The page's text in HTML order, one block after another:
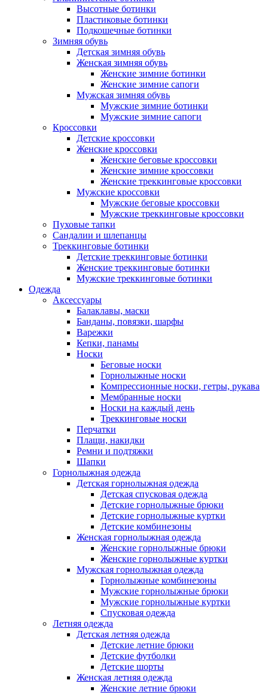
Высотные ботинки
Пластиковые ботинки
Подкошечные ботинки
Зимняя обувь
Детская зимняя обувь
Женская зимняя обувь
Женские зимние ботинки
Женские зимние сапоги
Мужская зимняя обувь
Мужские зимние ботинки
Мужские зимние сапоги
Кроссовки
Детские кроссовки
Женские кроссовки
Женские беговые кроссовки
Женские зимние кроссовки
Женские треккинговые кроссовки
Мужские кроссовки
Мужские беговые кроссовки
Мужские треккинговые кроссовки
Пуховые тапки
Сандалии и шлепанцы
Треккинговые ботинки
Детские треккинговые ботинки
Женские треккинговые ботинки
Мужские треккинговые ботинки
Одежда
Аксессуары
Балаклавы, маски
Банданы, повязки, шарфы
Варежки
Кепки, панамы
Носки
Беговые носки
Горнолыжные носки
Компрессионные носки, гетры, рукава
Мембранные носки
Носки на каждый день
Треккинговые носки
Перчатки
Плащи, накидки
Ремни и подтяжки
Шапки
Горнолыжная одежда
Детская горнолыжная одежда
Детская спусковая одежда
Детские горнолыжные брюки
Детские горнолыжные куртки
Детские комбинезоны
Женская горнолыжная одежда
Женские горнолыжные брюки
Женские горнолыжные куртки
Мужская горнолыжная одежда
Горнолыжные комбинезоны
Мужские горнолыжные брюки
Мужские горнолыжные куртки
Спусковая одежда
Летняя одежда
Детская летняя одежда
Детские летние брюки
Детские футболки
Детские шорты
Женская летняя одежда
Женские летние брюки